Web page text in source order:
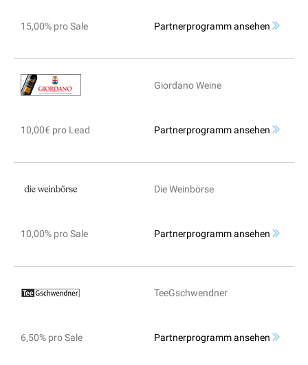
15,00% pro Sale Partnerprogramm ansehen
Giordano Weine
10,00€ pro Lead Partnerprogramm ansehen
Die Weinbörse
10,00% pro Sale Partnerprogramm ansehen
TeeGschwendner
6,50% pro Sale Partnerprogramm ansehen